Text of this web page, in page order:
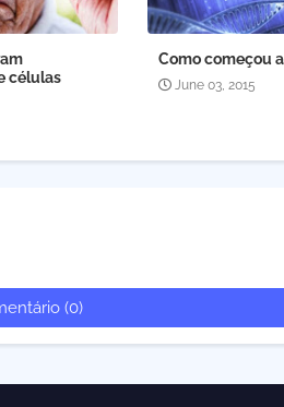
células
Como começou
June 03, 2015
(0)